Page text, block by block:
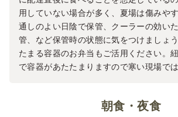
用していない場合が多く、夏場は傷みや
通しのよい日陰で保管、クーラーの効い
管、など保管時の状態に気をつけましょ
たまる容器のお弁当もご活用ください。
で容器があたたまりますので寒い現場では
朝食・夜食